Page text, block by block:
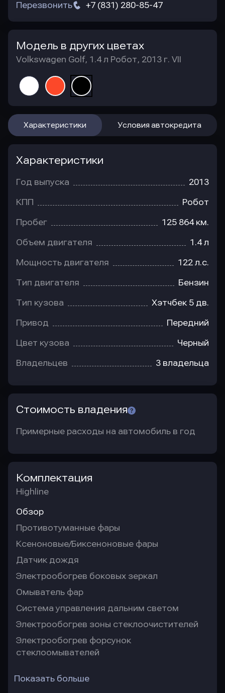
+7 (831) 280-85-47
Перезвонить
Модель в других цветах
Volkswagen Golf, 1.4 л Робот, 2013 г. VII
Характеристики Условия автокредита
Характеристики
Год выпуска 2013
КПП Робот
Пробег 125 864 км.
Объем двигателя 1.4 л
Мощность двигателя 122 л.с.
Тип двигателя Бензин
Тип кузова Хэтчбек 5 дв.
Привод Передний
Цвет кузова Черный
Владельцев 3 владельца
Стоимость владения
Примерные расходы на автомобиль в год
Комплектация
Highline
Обзор
Противотуманные фары
Ксеноновые/Биксеноновые фары
Датчик дождя
Электрообогрев боковых зеркал
Омыватель фар
Система управления дальним светом
Электрообогрев зоны стеклоочистителей
Электрообогрев форсунок
стеклоомывателей
Показать больше